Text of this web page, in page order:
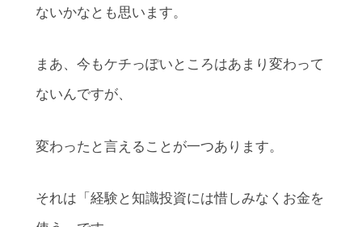
ないかなとも思います。
まあ、今もケチっぽいところはあまり変わって
ないんですが、
変わったと言えることが一つあります。
それは「経験と知識投資には惜しみなくお金を